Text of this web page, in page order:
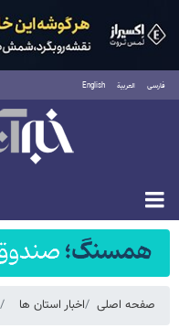
فارسی العربية English
شنبه ۱۷ مرداد ۱۴۰۵
صفحه اصلی اخبار استان ها